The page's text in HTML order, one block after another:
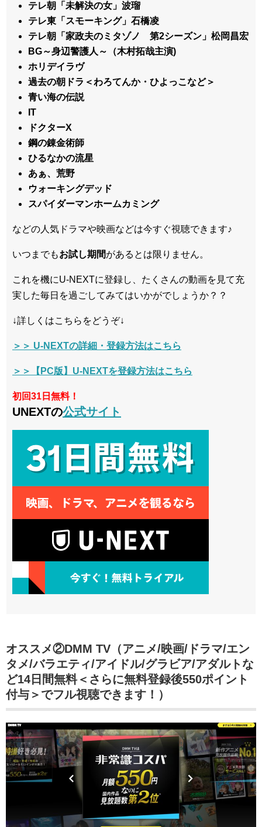
テレ朝「未解決の女」波瑠
テレ東「スモーキング」石橋凌
テレ朝「家政夫のミタゾノ 第2シーズン」松岡昌宏
BG～身辺警護人～（木村拓哉主演)
ホリデイラヴ
過去の朝ドラ＜わろてんか・ひよっこなど＞
青い海の伝説
IT
ドクターX
鋼の錬金術師
ひるなかの流星
あぁ、荒野
ウォーキングデッド
スパイダーマンホームカミング
などの人気ドラマや映画などは今すぐ視聴できます♪
いつまでもお試し期間があるとは限りません。
これを機にU-NEXTに登録し、たくさんの動画を見て充
実した毎日を過ごしてみてはいかがでしょうか？？
↓詳しくはこちらをどうぞ↓
＞＞ U-NEXTの詳細・登録方法はこちら
＞＞【PC版】U-NEXTを登録方法はこちら
初回31日無料！
UNEXTの公式サイト
オススメ②DMM TV（アニメ/映画/ドラマ/エン
タメ/バラエティ/アイドル/グラビア/アダルトな
ど14日間無料＜さらに無料登録後550ポイント
付与＞でフル視聴できます！）